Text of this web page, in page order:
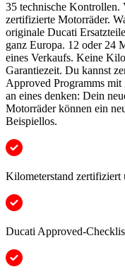
35 technische Kontrollen.
zertifizierte Motorräder.
originale Ducati
ganz Europa. 12 oder 24
eines Verkaufs. Keine
Garantiezeit. Du kannst
Approved Programms
an eines denken: Dein
Motorräder können ein
Beispiellos.
Kilometerstand zertifiziert
Ducati Approved-